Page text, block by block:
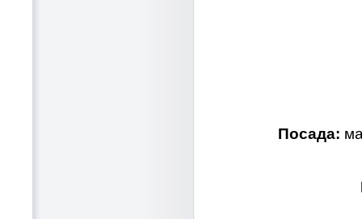
Посада: